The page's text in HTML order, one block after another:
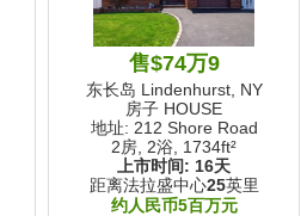
售$74万9
东长岛 Lindenhurst, NY
房子 HOUSE
地址: 212 Shore Road
2房, 2浴, 1734ft²
上市时间: 16天
距离法拉盛中心25英里
约人民币5百万元